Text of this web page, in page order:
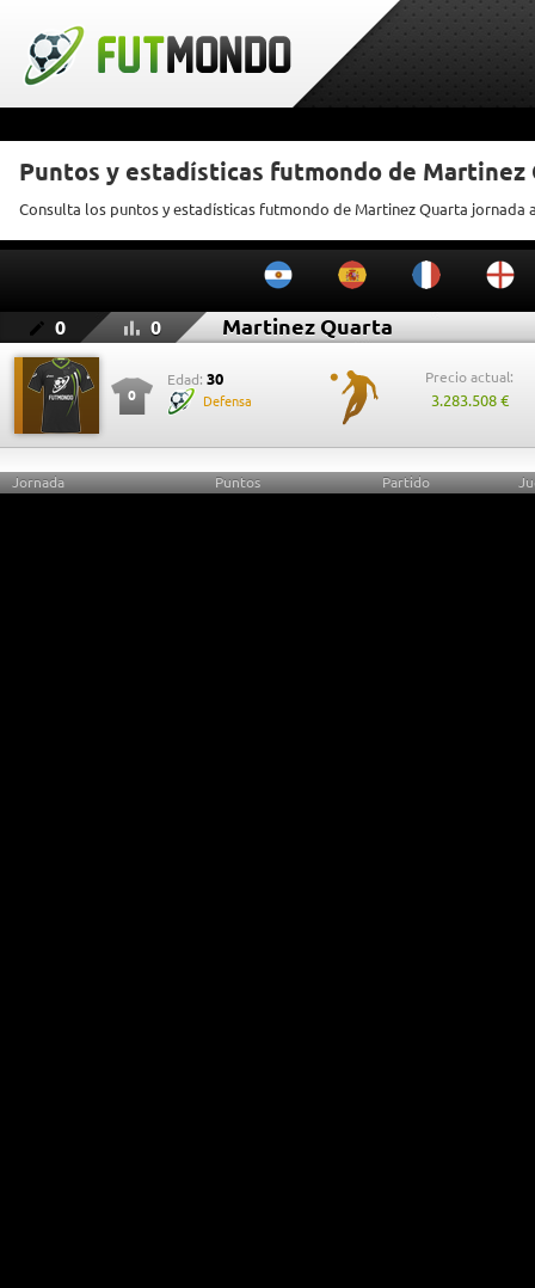
Puntos y estadísticas futmondo de Martinez
Consulta los puntos y estadísticas futmondo de Martinez Quarta jornada
0 0 Martinez Quarta
0
Edad: 30
Defensa
Precio actual:
3.283.508 €
Jornada Puntos Partido